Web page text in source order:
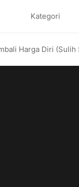
Kategori
Harga Diri (Sulih